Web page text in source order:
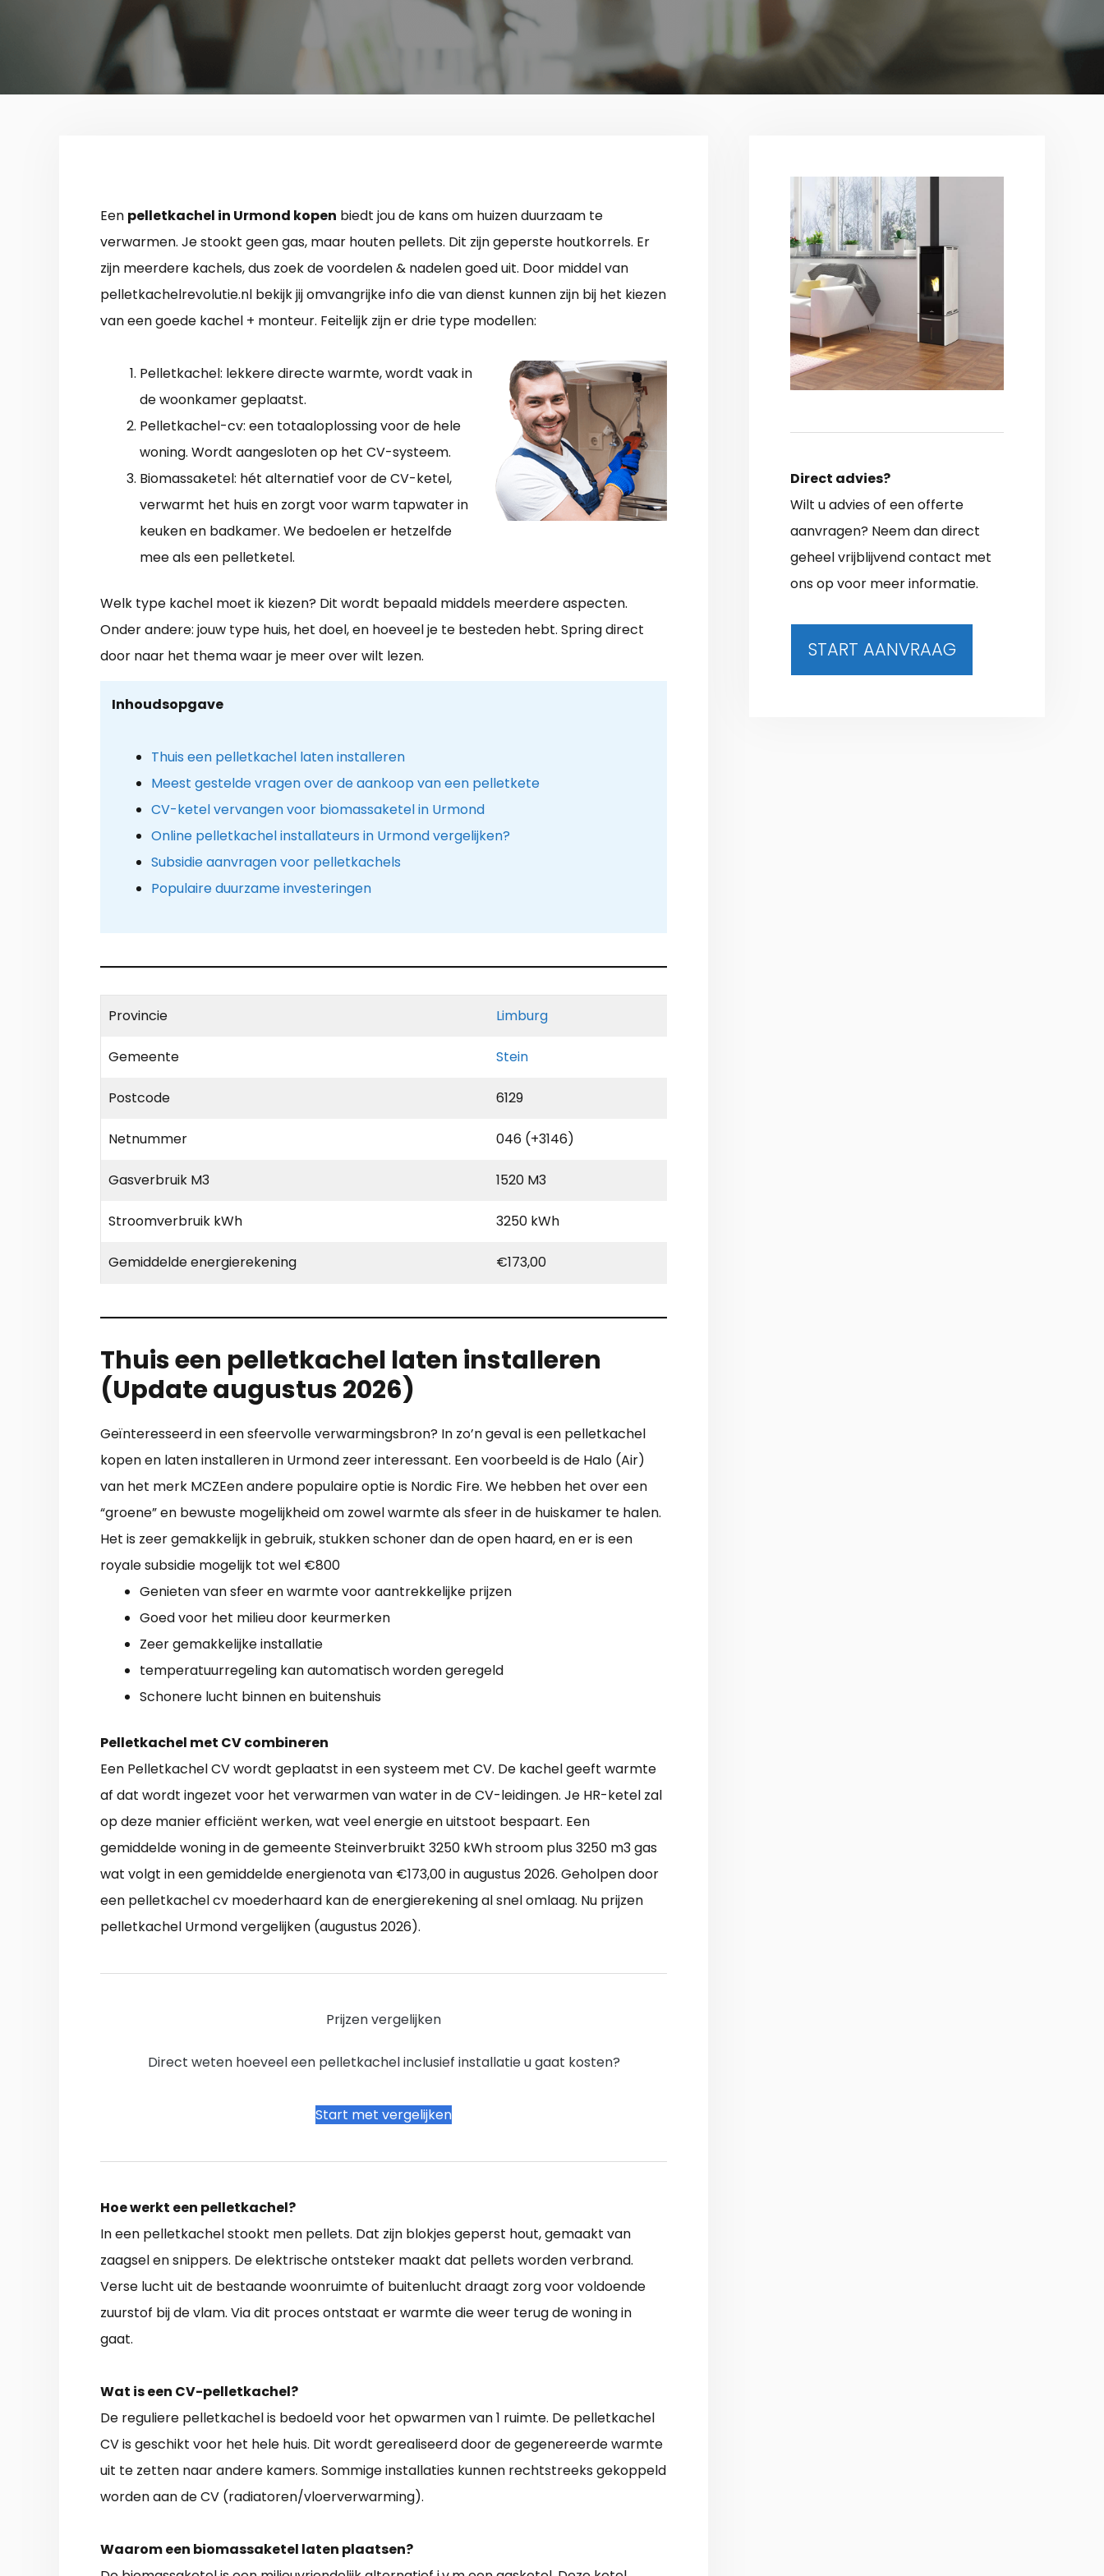
Een pelletkachel in Urmond kopen biedt jou de kans om huizen duurzaam te
verwarmen. Je stookt geen gas, maar houten pellets. Dit zijn geperste houtkorrels. Er
zijn meerdere kachels, dus zoek de voordelen & nadelen goed uit. Door middel van
pelletkachelrevolutie.nl bekijk jij omvangrijke info die van dienst kunnen zijn bij het kiezen
van een goede kachel + monteur. Feitelijk zijn er drie type modellen:
Pelletkachel: lekkere directe warmte, wordt vaak in
de woonkamer geplaatst.
Pelletkachel-cv: een totaaloplossing voor de hele
woning. Wordt aangesloten op het CV-systeem.
Biomassaketel: hét alternatief voor de CV-ketel,
verwarmt het huis en zorgt voor warm tapwater in
keuken en badkamer. We bedoelen er hetzelfde
mee als een pelletketel.
Welk type kachel moet ik kiezen? Dit wordt bepaald middels meerdere aspecten.
Onder andere: jouw type huis, het doel, en hoeveel je te besteden hebt. Spring direct
door naar het thema waar je meer over wilt lezen.
Inhoudsopgave
Thuis een pelletkachel laten installeren
Meest gestelde vragen over de aankoop van een pelletkete
CV-ketel vervangen voor biomassaketel in Urmond
Online pelletkachel installateurs in Urmond vergelijken?
Subsidie aanvragen voor pelletkachels
Populaire duurzame investeringen
Provincie Limburg
Gemeente Stein
Postcode 6129
Netnummer 046 (+3146)
Gasverbruik M3 1520 M3
Stroomverbruik kWh 3250 kWh
Gemiddelde energierekening €173,00
Thuis een pelletkachel laten installeren
(Update augustus 2026)
Geïnteresseerd in een sfeervolle verwarmingsbron? In zo’n geval is een pelletkachel
kopen en laten installeren in Urmond zeer interessant. Een voorbeeld is de Halo (Air)
van het merk MCZEen andere populaire optie is Nordic Fire. We hebben het over een
“groene” en bewuste mogelijkheid om zowel warmte als sfeer in de huiskamer te halen.
Het is zeer gemakkelijk in gebruik, stukken schoner dan de open haard, en er is een
royale subsidie mogelijk tot wel €800
Genieten van sfeer en warmte voor aantrekkelijke prijzen
Goed voor het milieu door keurmerken
Zeer gemakkelijke installatie
temperatuurregeling kan automatisch worden geregeld
Schonere lucht binnen en buitenshuis
Pelletkachel met CV combineren
Een Pelletkachel CV wordt geplaatst in een systeem met CV. De kachel geeft warmte
af dat wordt ingezet voor het verwarmen van water in de CV-leidingen. Je HR-ketel zal
op deze manier efficiënt werken, wat veel energie en uitstoot bespaart. Een
gemiddelde woning in de gemeente Steinverbruikt 3250 kWh stroom plus 3250 m3 gas
wat volgt in een gemiddelde energienota van €173,00 in augustus 2026. Geholpen door
een pelletkachel cv moederhaard kan de energierekening al snel omlaag. Nu prijzen
pelletkachel Urmond vergelijken (augustus 2026).
Prijzen vergelijken
Direct weten hoeveel een pelletkachel inclusief installatie u gaat kosten?
Start met vergelijken
Hoe werkt een pelletkachel?
In een pelletkachel stookt men pellets. Dat zijn blokjes geperst hout, gemaakt van
zaagsel en snippers. De elektrische ontsteker maakt dat pellets worden verbrand.
Verse lucht uit de bestaande woonruimte of buitenlucht draagt zorg voor voldoende
zuurstof bij de vlam. Via dit proces ontstaat er warmte die weer terug de woning in
gaat.
Wat is een CV-pelletkachel?
De reguliere pelletkachel is bedoeld voor het opwarmen van 1 ruimte. De pelletkachel
CV is geschikt voor het hele huis. Dit wordt gerealiseerd door de gegenereerde warmte
uit te zetten naar andere kamers. Sommige installaties kunnen rechtstreeks gekoppeld
worden aan de CV (radiatoren/vloerverwarming).
Waarom een biomassaketel laten plaatsen?
Direct advies?
Wilt u advies of een offerte
aanvragen? Neem dan direct
geheel vrijblijvend contact met
ons op voor meer informatie.
START AANVRAAG